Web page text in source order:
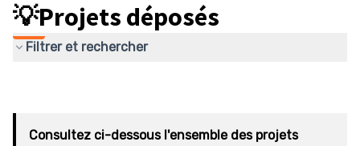
💡Projets déposés
Filtrer et rechercher
Consultez ci-dessous l'ensemble des projets